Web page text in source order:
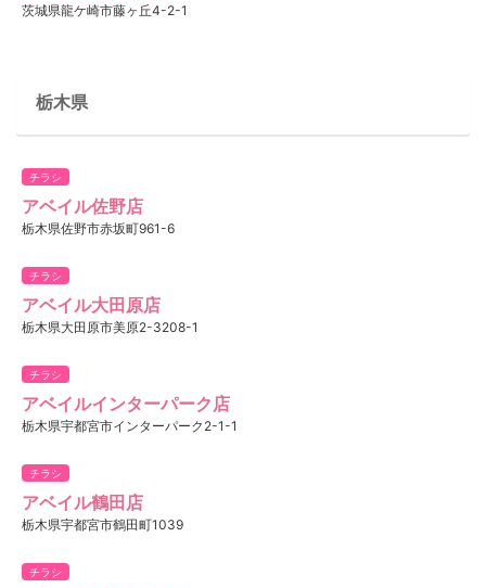
茨城県龍ケ崎市藤ヶ丘4-2-1
栃木県
チラシ
アベイル佐野店
栃木県佐野市赤坂町961-6
チラシ
アベイル大田原店
栃木県大田原市美原2-3208-1
チラシ
アベイルインターパーク店
栃木県宇都宮市インターパーク2-1-1
チラシ
アベイル鶴田店
栃木県宇都宮市鶴田町1039
チラシ